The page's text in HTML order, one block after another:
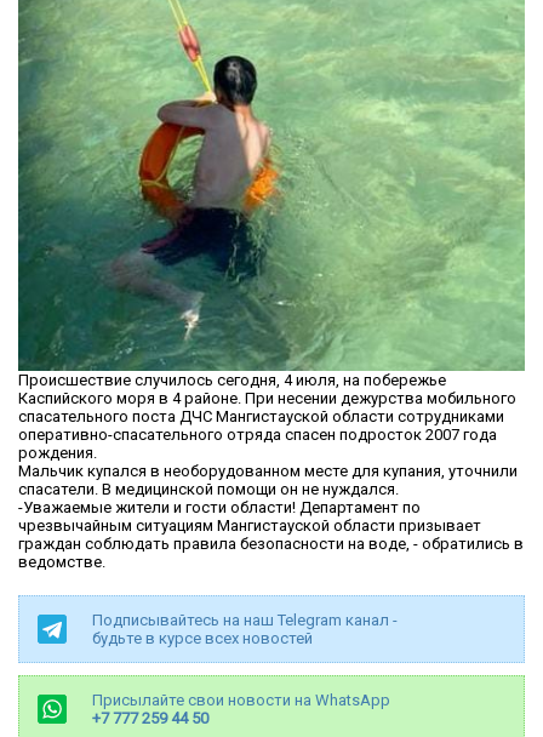
Происшествие случилось сегодня, 4 июля, на побережье
Каспийского моря в 4 районе. При несении дежурства мобильного
спасательного поста ДЧС Мангистауской области сотрудниками
оперативно-спасательного отряда спасен подросток 2007 года
рождения.
Мальчик купался в необорудованном месте для купания, уточнили
спасатели. В медицинской помощи он не нуждался.
-Уважаемые жители и гости области! Департамент по
чрезвычайным ситуациям Мангистауской области призывает
граждан соблюдать правила безопасности на воде, - обратились в
ведомстве.
Подписывайтесь на наш Telegram канал -
будьте в курсе всех новостей
Присылайте свои новости на WhatsApp
+7 777 259 44 50